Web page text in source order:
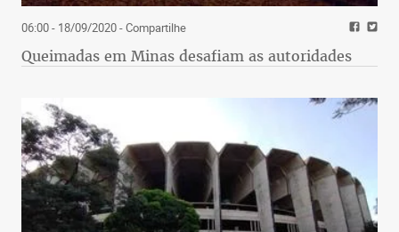
06:00 - 18/09/2020- Compartilhe
Queimadas em Minas desafiam as autoridades